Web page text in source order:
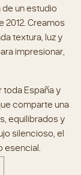
un estudio
Creamos
textura, luz y
impresionar,
España y
comparte una
equilibrados y
silencioso, el
esencial.